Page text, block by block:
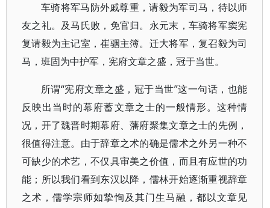
车骑将军马防外戚尊重，请毅为军司马，待以师
友之礼。及马氏败，免官归。永元末，车骑将军窦宪
复请毅为主记室，崔骃主簿。迁大将军，复召毅为司
马，班固为中护军，宪府文章之盛，冠于当世。
所谓“宪府文章之盛，冠于当世”这一句话，也能
反映出当时的幕府蓄文章之士的一般情形。这种情
况，开了魏晋时期幕府、藩府聚集文章之士的先例，
很值得注意。由于辞章之术的确是儒术之外另一种不
可缺少的术艺，不仅具审美之价值，而且有应世的功
能；所以我们看到东汉以降，儒林开始逐渐重视辞章
之术，儒学宗师如挚恂及其门生马融，都以文章见